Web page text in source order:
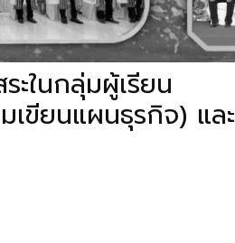
ารส่งเสริมการ
ะในกลุ่มผู้เรียน
เขียนแผนธุรกิจ) และ